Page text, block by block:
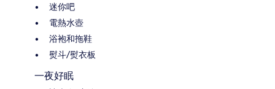
迷你吧
電熱水壺
浴袍和拖鞋
熨斗/熨衣板
一夜好眠